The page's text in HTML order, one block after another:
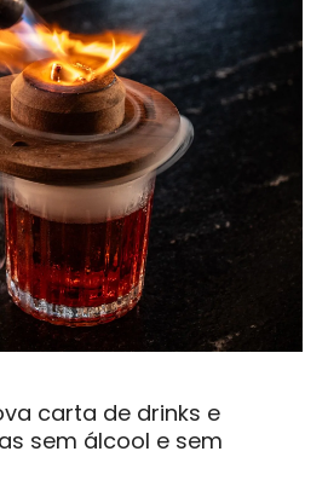
carta de drinks e
sem álcool e sem